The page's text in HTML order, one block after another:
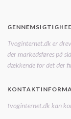
Tvoginternet.dk er
der markedsføres på
dækkende for det der
tvoginternet.dk kan